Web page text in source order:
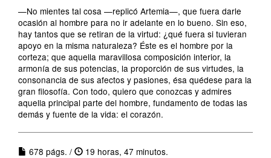
—No mientes tal cosa —replicó Artemia—, que fuera darle
ocasión al hombre para no ir adelante en lo bueno. Sin eso,
hay tantos que se retiran de la virtud: ¿qué fuera si tuvieran
apoyo en la misma naturaleza? Éste es el hombre por la
corteza; que aquella maravillosa composición interior, la
armonía de sus potencias, la proporción de sus virtudes, la
consonancia de sus afectos y pasiones, ésa quédese para la
gran filosofía. Con todo, quiero que conozcas y admires
aquella principal parte del hombre, fundamento de todas las
demás y fuente de la vida: el corazón.
678 págs. /
19 horas, 47 minutos.